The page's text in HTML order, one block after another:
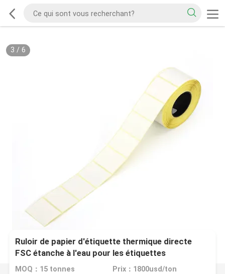
3 / 6
Ruloir de papier d'étiquette thermique directe
FSC étanche à l'eau pour les étiquettes
MOQ：15 tonnes Prix：1800usd/ton